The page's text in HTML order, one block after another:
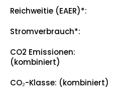
Reichweitie (EAER)*:
Stromverbrauch*:
CO2 Emissionen:
(kombiniert)
CO₂-Klasse: (kombiniert)